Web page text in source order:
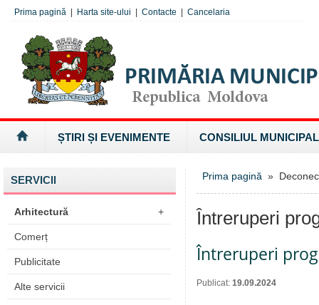
Prima pagină Harta site-ului Contacte Cancelaria
ȘTIRI ȘI EVENIMENTE CONSILIUL MUNICIPAL
SERVICII
Arhitectură +
Comerț
Publicitate
Alte servicii
Prima pagină »
Întreruperi
Întreruperi
Publicat: 19.09.2024